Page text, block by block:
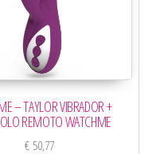
– TAYLOR VIBRADOR +
REMOTO WATCHME
€ 50,77